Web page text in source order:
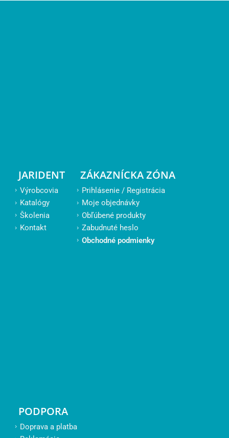
JARIDENT
Výrobcovia
Katalógy
Školenia
Kontakt
ZÁKAZNÍCKA ZÓNA
Prihlásenie / Registrácia
Moje objednávky
Obľúbené produkty
Zabudnuté heslo
Obchodné podmienky
PODPORA
Doprava a platba